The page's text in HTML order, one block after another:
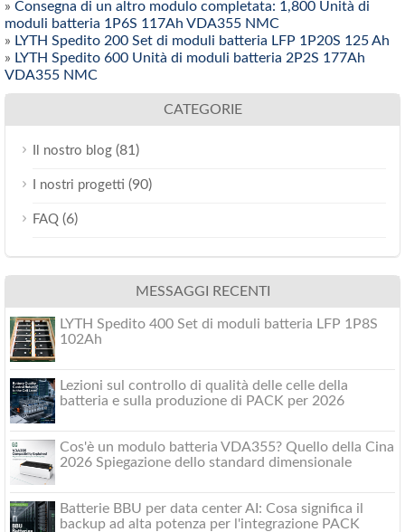
» Consegna di un altro modulo completata: 1,800 Unità di
moduli batteria 1P6S 117Ah VDA355 NMC
» LYTH Spedito 200 Set di moduli batteria LFP 1P20S 125 Ah
» LYTH Spedito 600 Unità di moduli batteria 2P2S 177Ah
VDA355 NMC
CATEGORIE
Il nostro blog (81)
I nostri progetti (90)
FAQ (6)
MESSAGGI RECENTI
LYTH Spedito 400 Set di moduli batteria LFP 1P8S
102Ah
Lezioni sul controllo di qualità delle celle della
batteria e sulla produzione di PACK per 2026
Cos'è un modulo batteria VDA355? Quello della Cina
2026 Spiegazione dello standard dimensionale
Batterie BBU per data center AI: Cosa significa il
backup ad alta potenza per l'integrazione PACK